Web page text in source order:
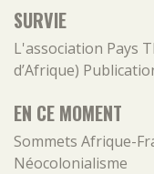
SURVIE
L'association Pays
d’Afrique)
EN CE MOMENT
Sommets Afrique-
Néocolonialisme